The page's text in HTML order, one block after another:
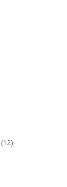
(12)